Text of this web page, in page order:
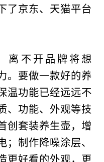
了京东、天猫平台
离不开品牌将想
要做一款好的养
温功能已经远远不
、功能、外观等技
创套装养生壶，增
制作降噪涂层、
更好看的外观，更